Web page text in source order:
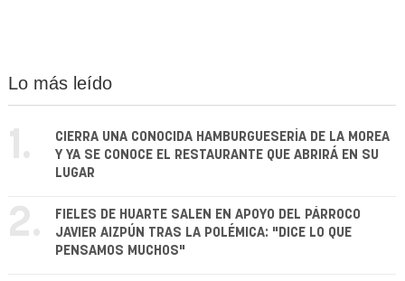
Lo más leído
1.
CIERRA UNA CONOCIDA HAMBURGUESERÍA DE LA MOREA
Y YA SE CONOCE EL RESTAURANTE QUE ABRIRÁ EN SU
LUGAR
2.
FIELES DE HUARTE SALEN EN APOYO DEL PÁRROCO
JAVIER AIZPÚN TRAS LA POLÉMICA: "DICE LO QUE
PENSAMOS MUCHOS"